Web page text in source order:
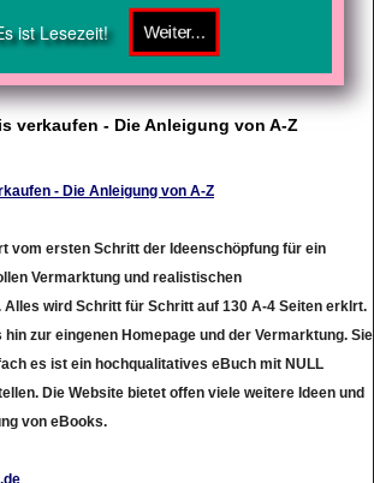
ist Lesezeit!
verkaufen - Die Anleigung von A-Z
- Die Anleigung von A-Z
vom ersten Schritt der Ideenschöpfung für ein
Vermarktung und realistischen
wird Schritt für Schritt auf 130 A-4 Seiten erklrt.
zur eingenen Homepage und der Vermarktung. Sie
es ist ein hochqualitatives eBuch mit NULL
Die Website bietet offen viele weitere Ideen und
von eBooks.